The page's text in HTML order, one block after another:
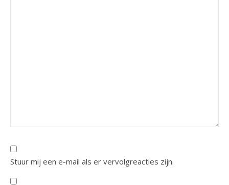
Stuur mij een e-mail als er vervolgreacties zijn.